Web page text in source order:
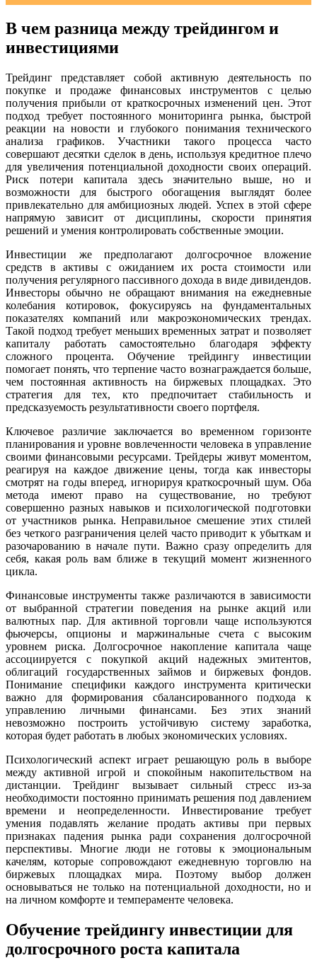
В чем разница между трейдингом и
инвестициями
Трейдинг представляет собой активную деятельность по
покупке и продаже финансовых инструментов с целью
получения прибыли от краткосрочных изменений цен. Этот
подход требует постоянного мониторинга рынка, быстрой
реакции на новости и глубокого понимания технического
анализа графиков. Участники такого процесса часто
совершают десятки сделок в день, используя кредитное плечо
для увеличения потенциальной доходности своих операций.
Риск потери капитала здесь значительно выше, но и
возможности для быстрого обогащения выглядят более
привлекательно для амбициозных людей. Успех в этой сфере
напрямую зависит от дисциплины, скорости принятия
решений и умения контролировать собственные эмоции.
Инвестиции же предполагают долгосрочное вложение
средств в активы с ожиданием их роста стоимости или
получения регулярного пассивного дохода в виде дивидендов.
Инвесторы обычно не обращают внимания на ежедневные
колебания котировок, фокусируясь на фундаментальных
показателях компаний или макроэкономических трендах.
Такой подход требует меньших временных затрат и позволяет
капиталу работать самостоятельно благодаря эффекту
сложного процента. Обучение трейдингу инвестиции
помогает понять, что терпение часто вознаграждается больше,
чем постоянная активность на биржевых площадках. Это
стратегия для тех, кто предпочитает стабильность и
предсказуемость результативности своего портфеля.
Ключевое различие заключается во временном горизонте
планирования и уровне вовлеченности человека в управление
своими финансовыми ресурсами. Трейдеры живут моментом,
реагируя на каждое движение цены, тогда как инвесторы
смотрят на годы вперед, игнорируя краткосрочный шум. Оба
метода имеют право на существование, но требуют
совершенно разных навыков и психологической подготовки
от участников рынка. Неправильное смешение этих стилей
без четкого разграничения целей часто приводит к убыткам и
разочарованию в начале пути. Важно сразу определить для
себя, какая роль вам ближе в текущий момент жизненного
цикла.
Финансовые инструменты также различаются в зависимости
от выбранной стратегии поведения на рынке акций или
валютных пар. Для активной торговли чаще используются
фьючерсы, опционы и маржинальные счета с высоким
уровнем риска. Долгосрочное накопление капитала чаще
ассоциируется с покупкой акций надежных эмитентов,
облигаций государственных займов и биржевых фондов.
Понимание специфики каждого инструмента критически
важно для формирования сбалансированного подхода к
управлению личными финансами. Без этих знаний
невозможно построить устойчивую систему заработка,
которая будет работать в любых экономических условиях.
Психологический аспект играет решающую роль в выборе
между активной игрой и спокойным накопительством на
дистанции. Трейдинг вызывает сильный стресс из-за
необходимости постоянно принимать решения под давлением
времени и неопределенности. Инвестирование требует
умения подавлять желание продать активы при первых
признаках падения рынка ради сохранения долгосрочной
перспективы. Многие люди не готовы к эмоциональным
качелям, которые сопровождают ежедневную торговлю на
биржевых площадках мира. Поэтому выбор должен
основываться не только на потенциальной доходности, но и
на личном комфорте и темпераменте человека.
Обучение трейдингу инвестиции для
долгосрочного роста капитала